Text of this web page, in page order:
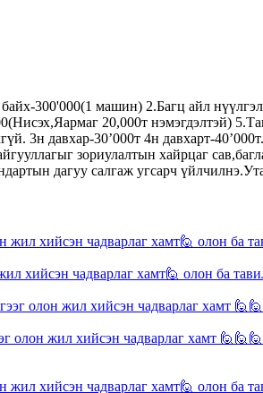
300'000(1 машин) 2.Багц айл
20,000т нэмэгдэлтэй)
3н давхар-30’000т 4н давхарт-
зориулалтын хайрцаг
дагуу салгаж угсарч
хийсэн чадварлаг хамт🙋 олон ба
жил хийсэн чадварлаг хамт